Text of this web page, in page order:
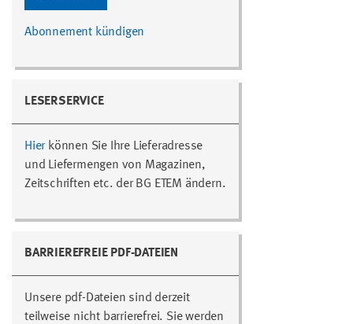
Abonnement kündigen
LESERSERVICE
Hier können Sie Ihre Lieferadresse
und Liefermengen von Magazinen,
Zeitschriften etc. der BG ETEM ändern.
BARRIEREFREIE PDF-DATEIEN
Unsere pdf-Dateien sind derzeit
teilweise nicht barrierefrei. Sie werden